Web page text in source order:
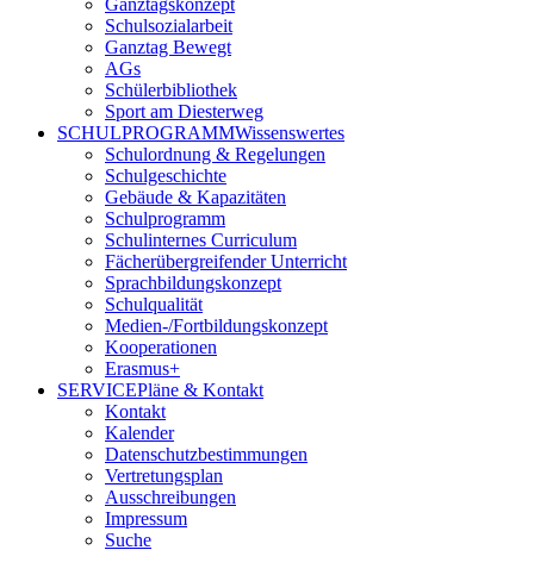
Ganztagskonzept
Schulsozialarbeit
Ganztag Bewegt
AGs
Schülerbibliothek
Sport am Diesterweg
SCHULPROGRAMMWissenswertes
Schulordnung & Regelungen
Schulgeschichte
Gebäude & Kapazitäten
Schulprogramm
Schulinternes Curriculum
Fächerübergreifender Unterricht
Sprachbildungskonzept
Schulqualität
Medien-/Fortbildungskonzept
Kooperationen
Erasmus+
SERVICEPläne & Kontakt
Kontakt
Kalender
Datenschutzbestimmungen
Vertretungsplan
Ausschreibungen
Impressum
Suche